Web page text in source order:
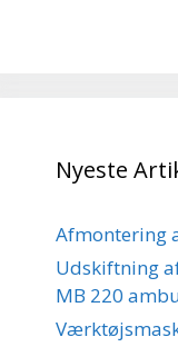
Nyeste
Afmontering
Udskiftning
MB 220